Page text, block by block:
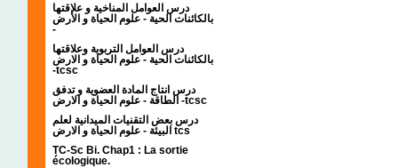
درس العوامل المناخية و علاقتها
بالكائنات الحية - علوم الحياة و الأرض
-
درس العوامل التربوية وعلاقتها
بالكائنات الحية - علوم الحياة و الارض
-tcsc
درس انتاج المادة العضوية و تدفق
الطاقة - علوم الحياة و الارض -tcsc
درس بعض التقنيات الميدانية لعلم
البيئة - علوم الحياة و الارض tcs
TC-Sc Bi. Chap1 : La sortie
écologique.